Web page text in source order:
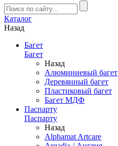
Каталог
Назад
Багет
Багет
Назад
Алюминиевый багет
Деревянный багет
Пластиковый багет
Багет МДФ
Паспарту
Паспарту
Назад
Alphamat Artcare